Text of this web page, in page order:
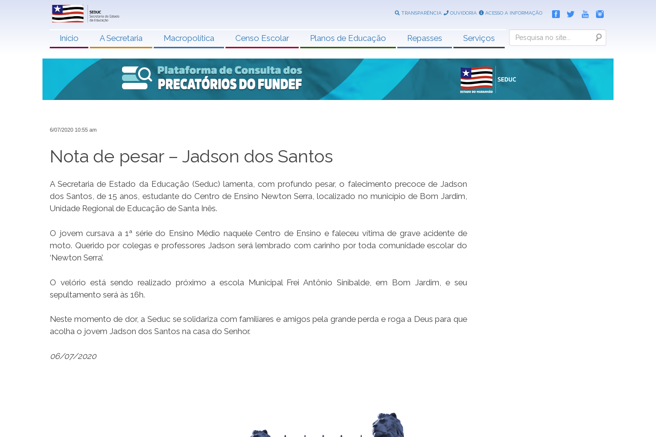
TRANSPARÊNCIA OUVIDORIA ACESSO A INFORMAÇÃO
Início A Secretaria Macropolítica Censo Escolar Planos de Educação Repasses Serviços Search
6/07/2020 10:55 am
Nota de pesar – Jadson dos Santos
A Secretaria de Estado da Educação (Seduc) lamenta, com profundo pesar, o falecimento precoce de Jadson
dos Santos, de 15 anos, estudante do Centro de Ensino Newton Serra, localizado no município de Bom Jardim,
Unidade Regional de Educação de Santa Inês.
O jovem cursava a 1ª série do Ensino Médio naquele Centro de Ensino e faleceu vítima de grave acidente de
moto. Querido por colegas e professores Jadson será lembrado com carinho por toda comunidade escolar do
‘Newton Serra’.
O velório está sendo realizado próximo a escola Municipal Frei Antônio Sinibalde, em Bom Jardim, e seu
sepultamento será às 16h.
Neste momento de dor, a Seduc se solidariza com familiares e amigos pela grande perda e roga a Deus para que
acolha o jovem Jadson dos Santos na casa do Senhor.
06/07/2020